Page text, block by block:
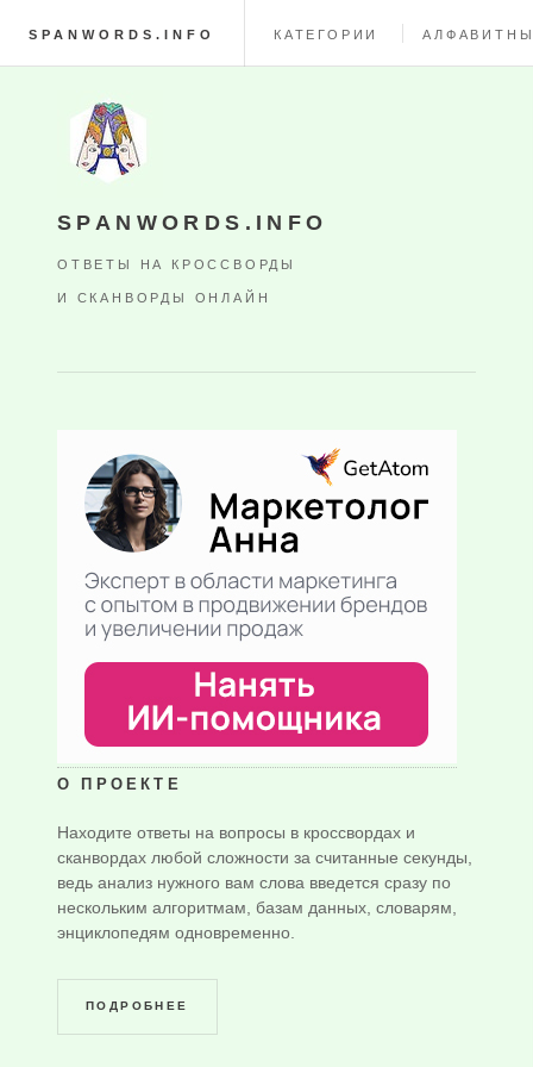
SPANWORDS.INFO КАТЕГОРИИ
SPANWORDS.INFO
ОТВЕТЫ НА КРОССВОРДЫ
И СКАНВОРДЫ ОНЛАЙН
О ПРОЕКТЕ
Находите ответы на вопросы в кроссвордах и
сканвордах любой сложности за считанные секунды,
ведь анализ нужного вам слова введется сразу по
нескольким алгоритмам, базам данных, словарям,
энциклопедям одновременно.
ПОДРОБНЕЕ